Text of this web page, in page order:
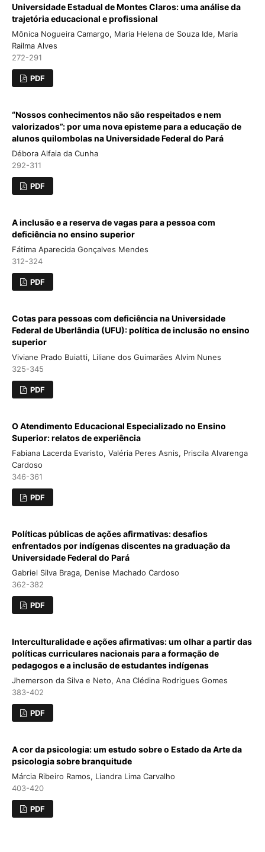
Universidade Estadual de Montes Claros: uma análise da
trajetória educacional e profissional
Mônica Nogueira Camargo, Maria Helena de Souza Ide, Maria
Railma Alves
272-291
PDF
“Nossos conhecimentos não são respeitados e nem
valorizados”: por uma nova episteme para a educação de
alunos quilombolas na Universidade Federal do Pará
Débora Alfaia da Cunha
292-311
PDF
A inclusão e a reserva de vagas para a pessoa com
deficiência no ensino superior
Fátima Aparecida Gonçalves Mendes
312-324
PDF
Cotas para pessoas com deficiência na Universidade
Federal de Uberlândia (UFU): política de inclusão no ensino
superior
Viviane Prado Buiatti, Liliane dos Guimarães Alvim Nunes
325-345
PDF
O Atendimento Educacional Especializado no Ensino
Superior: relatos de experiência
Fabiana Lacerda Evaristo, Valéria Peres Asnis, Priscila Alvarenga
Cardoso
346-361
PDF
Políticas públicas de ações afirmativas: desafios
enfrentados por indígenas discentes na graduação da
Universidade Federal do Pará
Gabriel Silva Braga, Denise Machado Cardoso
362-382
PDF
Interculturalidade e ações afirmativas: um olhar a partir das
políticas curriculares nacionais para a formação de
pedagogos e a inclusão de estudantes indígenas
Jhemerson da Silva e Neto, Ana Clédina Rodrigues Gomes
383-402
PDF
A cor da psicologia: um estudo sobre o Estado da Arte da
psicologia sobre branquitude
Márcia Ribeiro Ramos, Liandra Lima Carvalho
403-420
PDF